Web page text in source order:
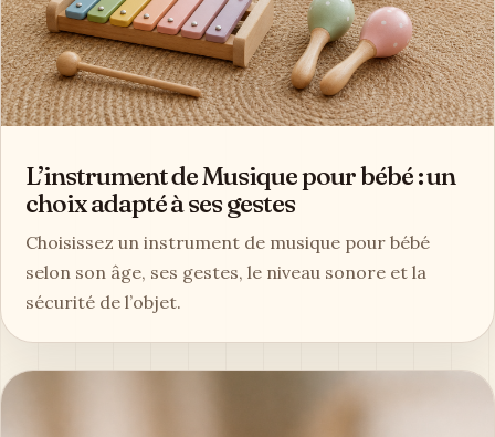
L’instrument de Musique pour bébé : un
choix adapté à ses gestes
Choisissez un instrument de musique pour bébé
selon son âge, ses gestes, le niveau sonore et la
sécurité de l’objet.